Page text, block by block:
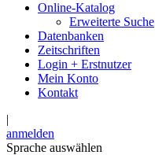
Online-Katalog
Erweiterte Suche
Datenbanken
Zeitschriften
Login + Erstnutzer
Mein Konto
Kontakt
|
anmelden
Sprache auswählen